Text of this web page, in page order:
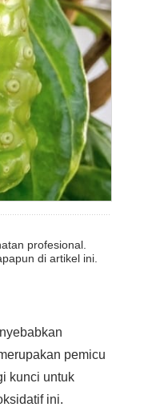
profesional.
di artikel ini.
pemicu
kunci untuk
ini.